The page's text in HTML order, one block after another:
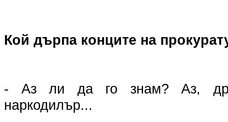
Кой дърпа конците на
- Аз ли да го знам? Аз,
наркодилър...